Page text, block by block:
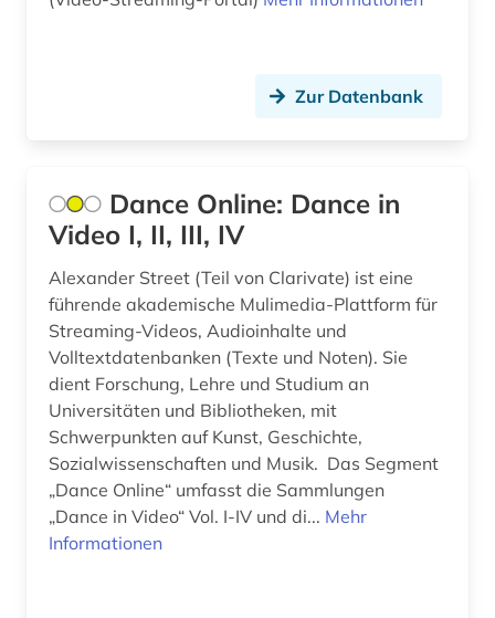
bergen (norwegen) (1)
berliner mauer (1)
besetzung (1)
bestand (2)
bestandserhaltung (1)
bestandsverzeichnis (1)
bestattung (1)
bestimmung (1)
Zur Datenbank
Dance Online: Dance in
Video I, II, III, IV
Alexander Street (Teil von Clarivate) ist eine
führende akademische Mulimedia-Plattform für
Streaming-Videos, Audioinhalte und
Volltextdatenbanken (Texte und Noten). Sie
dient Forschung, Lehre und Studium an
Universitäten und Bibliotheken, mit
Schwerpunkten auf Kunst, Geschichte,
Sozialwissenschaften und Musik. Das Segment
„Dance Online“ umfasst die Sammlungen
„Dance in Video“ Vol. I-IV und di... Mehr
Informationen